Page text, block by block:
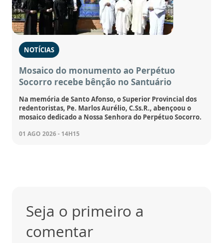
NOTÍCIAS
Mosaico do monumento ao Perpétuo
Socorro recebe bênção no Santuário
Na memória de Santo Afonso, o Superior Provincial dos
redentoristas, Pe. Marlos Aurélio, C.Ss.R., abençoou o
mosaico dedicado a Nossa Senhora do Perpétuo Socorro.
01 AGO 2026 - 14H15
Seja o primeiro a
comentar